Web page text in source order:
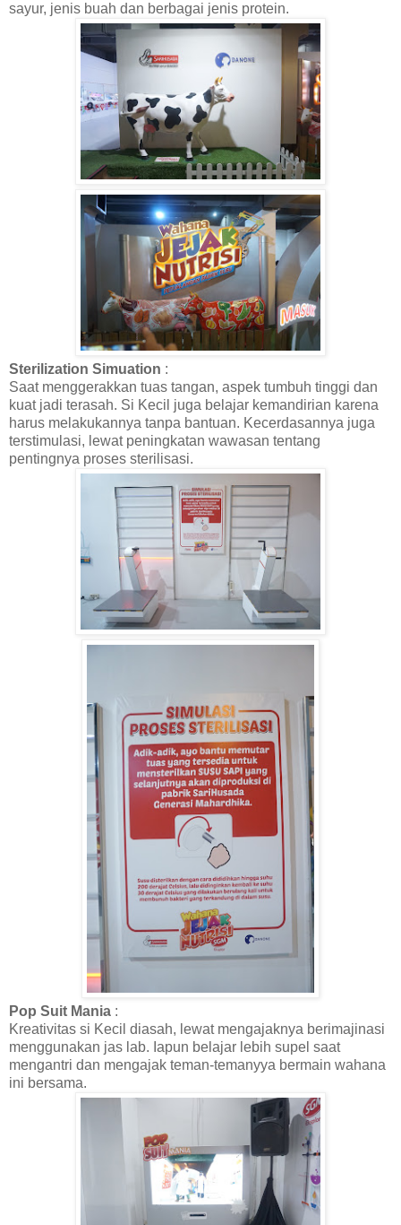
sayur, jenis buah dan berbagai jenis protein.
Sterilization Simuation :
Saat menggerakkan tuas tangan, aspek tumbuh tinggi dan
kuat jadi terasah. Si Kecil juga belajar kemandirian karena
harus melakukannya tanpa bantuan. Kecerdasannya juga
terstimulasi, lewat peningkatan wawasan tentang
pentingnya proses sterilisasi.
Pop Suit Mania :
Kreativitas si Kecil diasah, lewat mengajaknya berimajinasi
menggunakan jas lab. Iapun belajar lebih supel saat
mengantri dan mengajak teman-temanyya bermain wahana
ini bersama.